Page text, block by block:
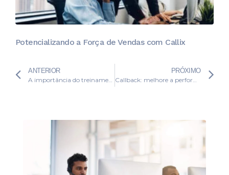
Potencializando a Força de Vendas com Callix
ANTERIOR
A importância do treinamento para agentes de call center
PRÓXIMO
Callback: melhore a performance do seu call center receptivo